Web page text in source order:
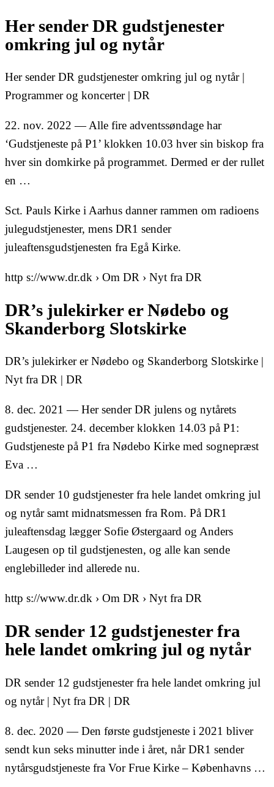
Her sender DR gudstjenester
omkring jul og nytår
Her sender DR gudstjenester omkring jul og nytår |
Programmer og koncerter | DR
22. nov. 2022 — Alle fire adventssøndage har
‘Gudstjeneste på P1’ klokken 10.03 hver sin biskop fra
hver sin domkirke på programmet. Dermed er der rullet
en …
Sct. Pauls Kirke i Aarhus danner rammen om radioens
julegudstjenester, mens DR1 sender
juleaftensgudstjenesten fra Egå Kirke.
http s://www.dr.dk › Om DR › Nyt fra DR
DR’s julekirker er Nødebo og
Skanderborg Slotskirke
DR’s julekirker er Nødebo og Skanderborg Slotskirke |
Nyt fra DR | DR
8. dec. 2021 — Her sender DR julens og nytårets
gudstjenester. 24. december klokken 14.03 på P1:
Gudstjeneste på P1 fra Nødebo Kirke med sognepræst
Eva …
DR sender 10 gudstjenester fra hele landet omkring jul
og nytår samt midnatsmessen fra Rom. På DR1
juleaftensdag lægger Sofie Østergaard og Anders
Laugesen op til gudstjenesten, og alle kan sende
englebilleder ind allerede nu.
http s://www.dr.dk › Om DR › Nyt fra DR
DR sender 12 gudstjenester fra
hele landet omkring jul og nytår
DR sender 12 gudstjenester fra hele landet omkring jul
og nytår | Nyt fra DR | DR
8. dec. 2020 — Den første gudstjeneste i 2021 bliver
sendt kun seks minutter inde i året, når DR1 sender
nytårsgudstjeneste fra Vor Frue Kirke – Københavns …